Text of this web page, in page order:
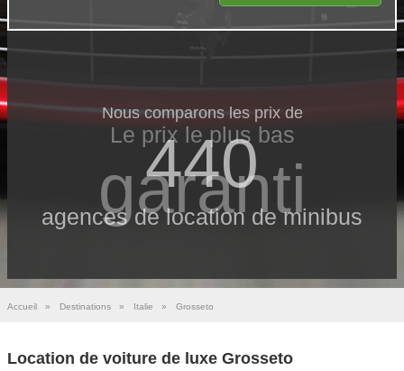
Nous comparons les prix de
440
agences de location de minibus
Le prix le​ plus bas
garanti
Accueil » Destinations » Italie » Grosseto
Location de voiture de luxe Grosseto